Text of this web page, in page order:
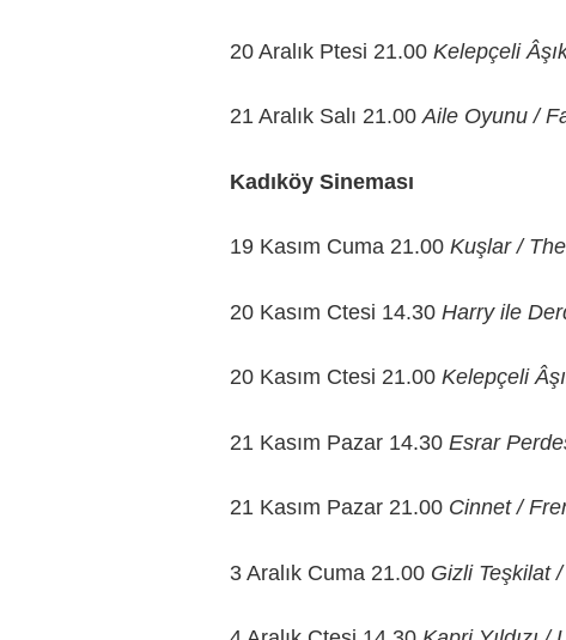
20 Aralık Ptesi 21.00 Kelepçeli
21 Aralık Salı 21.00Aile Oyunu /
Kadıköy Sineması
19 Kasım Cuma 21.00 Kuşlar /
20 Kasım Ctesi 14.30 Harry ile
20 Kasım Ctesi 21.00 Kelepçeli
21 Kasım Pazar 14.30 Esrar
21 Kasım Pazar 21.00 Cinnet /
3 Aralık Cuma 21.00 Gizli Teşkilat